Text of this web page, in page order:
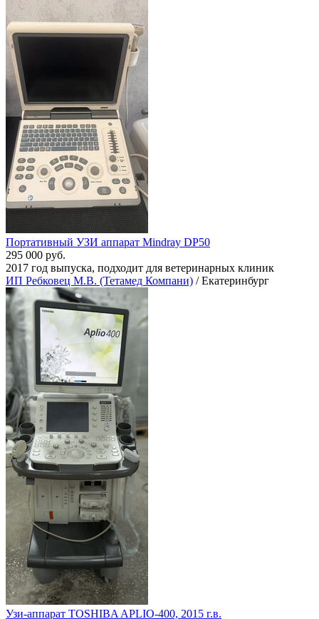
Портативный УЗИ аппарат Mindray DP50
295 000 руб.
2017 год выпуска, подходит для ветеринарных клиник
ИП Ребковец М.В. (Тетамед Компани) / Екатеринбург
Узи-аппарат TOSHIBA APLIO-400, 2015 г.в.